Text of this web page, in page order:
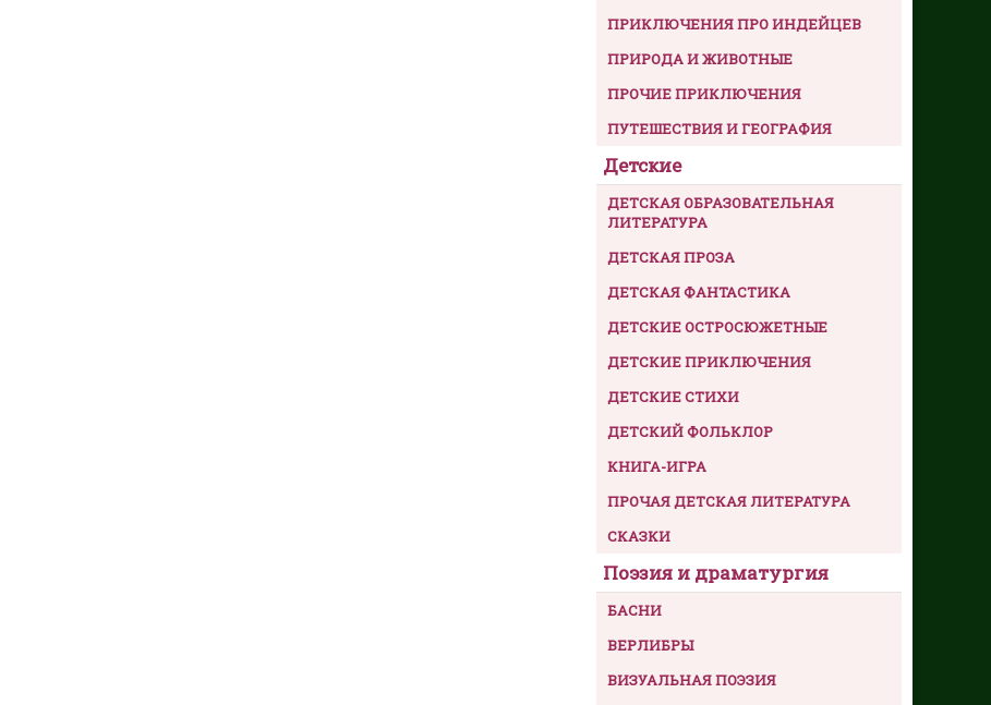
ПРИКЛЮЧЕНИЯ ПРО ИНДЕЙЦЕВ
ПРИРОДА И ЖИВОТНЫЕ
ПРОЧИЕ ПРИКЛЮЧЕНИЯ
ПУТЕШЕСТВИЯ И ГЕОГРАФИЯ
Детские
ДЕТСКАЯ ОБРАЗОВАТЕЛЬНАЯ
ЛИТЕРАТУРА
ДЕТСКАЯ ПРОЗА
ДЕТСКАЯ ФАНТАСТИКА
ДЕТСКИЕ ОСТРОСЮЖЕТНЫЕ
ДЕТСКИЕ ПРИКЛЮЧЕНИЯ
ДЕТСКИЕ СТИХИ
ДЕТСКИЙ ФОЛЬКЛОР
КНИГА-ИГРА
ПРОЧАЯ ДЕТСКАЯ ЛИТЕРАТУРА
СКАЗКИ
Поэзия и драматургия
БАСНИ
ВЕРЛИБРЫ
ВИЗУАЛЬНАЯ ПОЭЗИЯ